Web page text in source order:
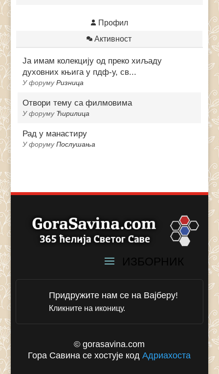
Профил
Активност
Ја имам колекцију од преко хиљаду
духовних књига у пдф-у, св...
У форуму Ризница
Отвори тему са филмовима
У форуму Ћирилица
Рад у манастиру
У форуму Послушања
Придружите нам се на Вајберу!
Кликните на иконицу.
© gorasavina.com
Гора Савина се хостује кодАдриахоста